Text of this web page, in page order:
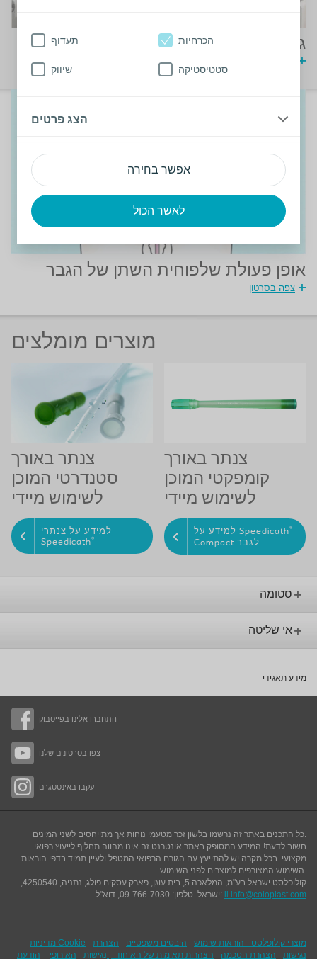
אפשר בחירה
לאשר הכול
הכרחיות תעדוף
סטטיסטיקה שיווק
הצג פרטים
גברים בכיסא גלגלים
אופן פעולת שלפוחית השתן של הגבר
צפה בסרטון
מוצרים מומלצים
צנתר באורך
סטנדרטי המוכן
לשימוש מיידי
למידע על צנתרי
Speedicath®
צנתר באורך
קומפקטי המוכן
לשימוש מיידי
למידע על Speedicath®
Compact לגבר
התחברו אלינו בפייסבוק
צפו בסרטונים שלנו
עקבו באינסטגרם
סטומה
אי שליטה
מידע תאגידי
כל התכנים באתר זה נרשמו בלשון זכר מטעמי נוחות אך מתייחסים לשני המינים.
חשוב לדעת! המידע המסופק באתר אינטרנט זה אינו מהווה תחליף לייעוץ רפואי
מקצועי. בכל מקרה יש להתייעץ עם הגורם הרפואי המטפל ולעיין תמיד בדפי הוראות
השימוש המצורפים למוצרים לפני השימוש.
קולופלסט ישראל בע"מ, המלאכה 5, בית עוגן, פארק עסקים פולג, נתניה, 4250540,
ישראל. טלפון: 09-766-7030, דוא"ל: il.info@coloplast.com
מדיניות Cookie - מוצרי קולופלסט - הוראות שימוש - היבטים משפטיים - הצהרת
נגישות - הצהרת הסכמה - הצהרות תאימות של האיחוד נגישות - האירופי - הודעת